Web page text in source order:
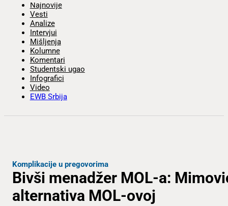
Najnovije
Vesti
Analize
Intervjui
Mišljenja
Kolumne
Komentari
Studentski ugao
Infografici
Video
EWB Srbija
Komplikacije u pregovorima
Bivši menadžer MOL-a:
alternativa MOL-ovoj